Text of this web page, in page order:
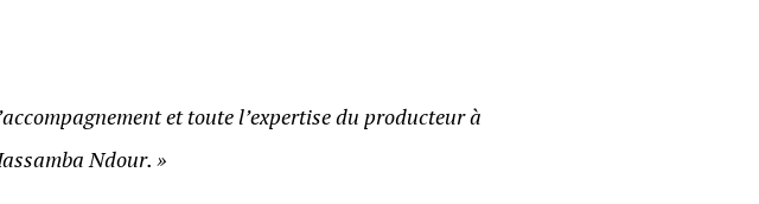
et toute l’expertise du producteur à
Ndour. »